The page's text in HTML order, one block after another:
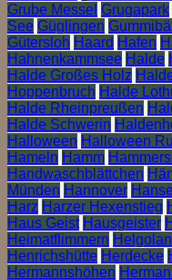
Grube Messel Grugapark
See Güglingen
Gütersloh Haard Hafen
Hahnenkammsee Halde
Halde Großes Holz
Hoppenbruch Halde
Halde Rheinpreußen
Halde Schwerin
Halloween Halloween
Hameln Hamm
Handwaschblättchen
Münden Hannover
Harz Harzer Hexenstieg
Haus Geist Hausgeister
Heimatflimmern
Henrichshütte Herdecke
Hermannshöhen